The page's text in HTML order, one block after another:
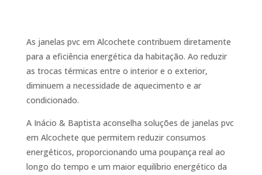
As janelas pvc em Alcochete contribuem diretamente
para a eficiência energética da habitação. Ao reduzir
as trocas térmicas entre o interior e o exterior,
diminuem a necessidade de aquecimento e ar
condicionado.
A Inácio & Baptista aconselha soluções de janelas pvc
em Alcochete que permitem reduzir consumos
energéticos, proporcionando uma poupança real ao
longo do tempo e um maior equilíbrio energético da